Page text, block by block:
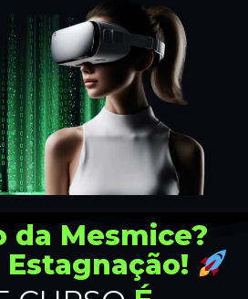
da Mesmice?